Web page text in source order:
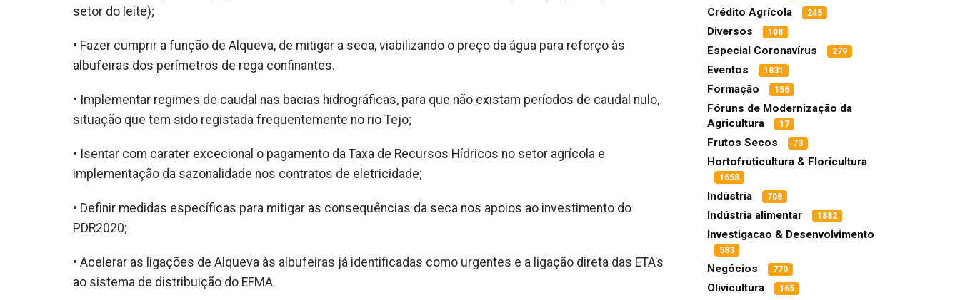
setor do leite);
• Fazer cumprir a função de Alqueva, de mitigar a seca, viabilizando o preço da água para reforço às
albufeiras dos perímetros de rega confinantes.
• Implementar regimes de caudal nas bacias hidrográficas, para que não existam períodos de caudal nulo,
situação que tem sido registada frequentemente no rio Tejo;
• Isentar com carater excecional o pagamento da Taxa de Recursos Hídricos no setor agrícola e
implementação da sazonalidade nos contratos de eletricidade;
• Definir medidas específicas para mitigar as consequências da seca nos apoios ao investimento do
PDR2020;
• Acelerar as ligações de Alqueva às albufeiras já identificadas como urgentes e a ligação direta das ETA’s
ao sistema de distribuição do EFMA.
Crédito Agrícola 245
Diversos 108
Especial Coronavírus 279
Eventos 1831
Formação 156
Fóruns de Modernização da
Agricultura
17
Frutos Secos 73
Hortofruticultura & Floricultura
1658
Indústria 708
Indústria alimentar 1882
Investigacao & Desenvolvimento
583
Negócios 770
Olivicultura 165